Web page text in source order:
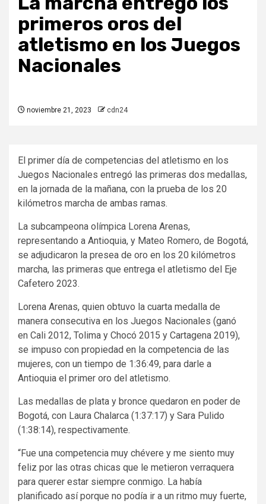
primeros oros del
atletismo en los Juegos
Nacionales
noviembre 21, 2023 cdn24
El primer día de competencias del atletismo en los
Juegos Nacionales entregó las primeras dos medallas,
en la jornada de la mañana, con la prueba de los 20
kilómetros marcha de ambas ramas.
La subcampeona olímpica Lorena Arenas,
representando a Antioquia, y Mateo Romero, de Bogotá,
se adjudicaron la presea de oro en los 20 kilómetros
marcha, las primeras que entrega el atletismo del Eje
Cafetero 2023.
Lorena Arenas, quien obtuvo la cuarta medalla de
manera consecutiva en los Juegos Nacionales (ganó
en Cali 2012, Tolima y Chocó 2015 y Cartagena 2019),
se impuso con propiedad en la competencia de las
mujeres, con un tiempo de 1:36:49, para darle a
Antioquia el primer oro del atletismo.
Las medallas de plata y bronce quedaron en poder de
Bogotá, con Laura Chalarca (1:37:17) y Sara Pulido
(1:38:14), respectivamente.
“Fue una competencia muy chévere y me siento muy
feliz por las otras chicas que le metieron verraquera
para querer estar siempre conmigo. La había
planificado así porque no podía ir a un ritmo muy fuerte,